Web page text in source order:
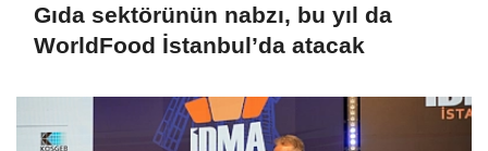
Gıda sektörünün nabzı, bu yıl da
WorldFood İstanbul’da atacak